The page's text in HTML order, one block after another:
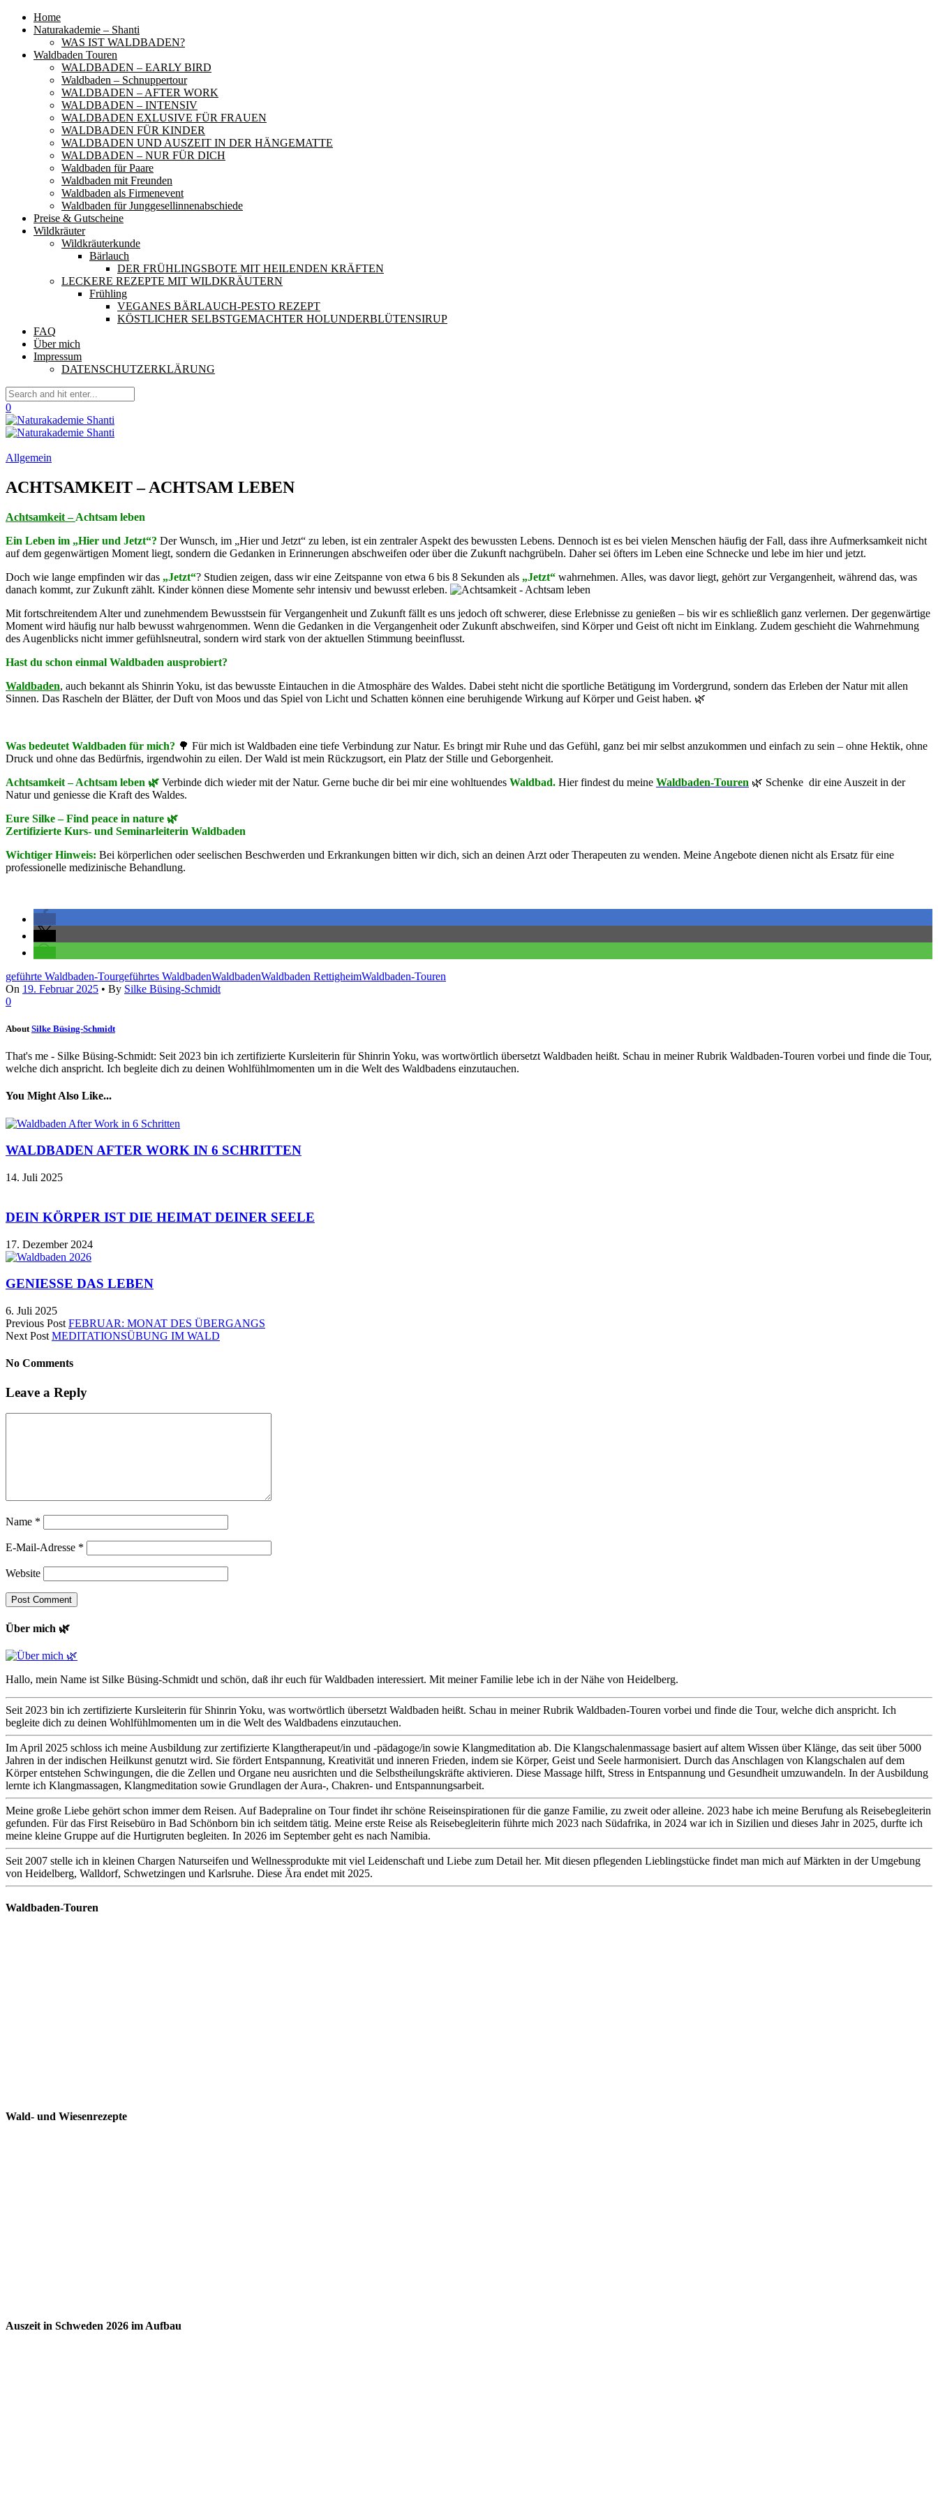
Home
Naturakademie – Shanti
WAS IST WALDBADEN?
Waldbaden Touren
WALDBADEN – EARLY BIRD
Waldbaden – Schnuppertour
WALDBADEN – AFTER WORK
WALDBADEN – INTENSIV
WALDBADEN EXLUSIVE FÜR FRAUEN
WALDBADEN FÜR KINDER
WALDBADEN UND AUSZEIT IN DER HÄNGEMATTE
WALDBADEN – NUR FÜR DICH
Waldbaden für Paare
Waldbaden mit Freunden
Waldbaden als Firmenevent
Waldbaden für Junggesellinnenabschiede
Preise & Gutscheine
Wildkräuter
Wildkräuterkunde
Bärlauch
DER FRÜHLINGSBOTE MIT HEILENDEN KRÄFTEN
LECKERE REZEPTE MIT WILDKRÄUTERN
Frühling
VEGANES BÄRLAUCH-PESTO REZEPT
KÖSTLICHER SELBSTGEMACHTER HOLUNDERBLÜTENSIRUP
FAQ
Über mich
Impressum
DATENSCHUTZERKLÄRUNG
0
Allgemein
ACHTSAMKEIT – ACHTSAM LEBEN
Achtsamkeit –Achtsam leben
Ein Leben im „Hier und Jetzt“? Der Wunsch, im „Hier und Jetzt“ zu leben, ist ein zentraler Aspekt des bewussten Lebens. Dennoch ist es bei vielen Menschen häufig der Fall, dass ihre Aufmerksamkeit nicht
auf dem gegenwärtigen Moment liegt, sondern die Gedanken in Erinnerungen abschweifen oder über die Zukunft nachgrübeln. Daher sei öfters im Leben eine Schnecke und lebe im hier und jetzt.
Doch wie lange empfinden wir das „Jetzt“? Studien zeigen, dass wir eine Zeitspanne von etwa 6 bis 8 Sekunden als „Jetzt“ wahrnehmen. Alles, was davor liegt, gehört zur Vergangenheit, während das, was
danach kommt, zur Zukunft zählt. Kinder können diese Momente sehr intensiv und bewusst erleben.
Mit fortschreitendem Alter und zunehmendem Bewusstsein für Vergangenheit und Zukunft fällt es uns jedoch oft schwerer, diese Erlebnisse zu genießen – bis wir es schließlich ganz verlernen. Der gegenwärtige
Moment wird häufig nur halb bewusst wahrgenommen. Wenn die Gedanken in die Vergangenheit oder Zukunft abschweifen, sind Körper und Geist oft nicht im Einklang. Zudem geschieht die Wahrnehmung
des Augenblicks nicht immer gefühlsneutral, sondern wird stark von der aktuellen Stimmung beeinflusst.
Hast du schon einmal Waldbaden ausprobiert?
Waldbaden, auch bekannt als Shinrin Yoku, ist das bewusste Eintauchen in die Atmosphäre des Waldes. Dabei steht nicht die sportliche Betätigung im Vordergrund, sondern das Erleben der Natur mit allen
Sinnen. Das Rascheln der Blätter, der Duft von Moos und das Spiel von Licht und Schatten können eine beruhigende Wirkung auf Körper und Geist haben. 🌿
Was bedeutet Waldbaden für mich? 🌳 Für mich ist Waldbaden eine tiefe Verbindung zur Natur. Es bringt mir Ruhe und das Gefühl, ganz bei mir selbst anzukommen und einfach zu sein – ohne Hektik, ohne
Druck und ohne das Bedürfnis, irgendwohin zu eilen. Der Wald ist mein Rückzugsort, ein Platz der Stille und Geborgenheit.
Achtsamkeit –Achtsam leben 🌿 Verbinde dich wieder mit der Natur. Gerne buche dir bei mir eine wohltuendes Waldbad. Hier findest du meine Waldbaden-Touren 🌿 Schenke dir eine Auszeit in der
Natur und geniesse die Kraft des Waldes.
Eure Silke – Find peace in nature 🌿
Zertifizierte Kurs- und Seminarleiterin Waldbaden
Wichtiger Hinweis: Bei körperlichen oder seelischen Beschwerden und Erkrankungen bitten wir dich, sich an deinen Arzt oder Therapeuten zu wenden. Meine Angebote dienen nicht als Ersatz für eine
professionelle medizinische Behandlung.
geführte Waldbaden-Tourgeführtes WaldbadenWaldbadenWaldbaden RettigheimWaldbaden-Touren
On 19. Februar 2025 • By Silke Büsing-Schmidt
0
About Silke Büsing-Schmidt
That's me - Silke Büsing-Schmidt: Seit 2023 bin ich zertifizierte Kursleiterin für Shinrin Yoku, was wortwörtlich übersetzt Waldbaden heißt. Schau in meiner Rubrik Waldbaden-Touren vorbei und finde die Tour,
welche dich anspricht. Ich begleite dich zu deinen Wohlfühlmomenten um in die Welt des Waldbadens einzutauchen.
You Might Also Like...
WALDBADEN AFTER WORK IN 6 SCHRITTEN
14. Juli 2025
DEIN KÖRPER IST DIE HEIMAT DEINER SEELE
17. Dezember 2024
GENIESSE DAS LEBEN
6. Juli 2025
Previous Post FEBRUAR: MONAT DES ÜBERGANGS
Next Post MEDITATIONSÜBUNG IM WALD
No Comments
Leave a Reply
Name *
E-Mail-Adresse *
Website
Über mich 🌿
Hallo, mein Name ist Silke Büsing-Schmidt und schön, daß ihr euch für Waldbaden interessiert. Mit meiner Familie lebe ich in der Nähe von Heidelberg.
Seit 2023 bin ich zertifizierte Kursleiterin für Shinrin Yoku, was wortwörtlich übersetzt Waldbaden heißt. Schau in meiner Rubrik Waldbaden-Touren vorbei und finde die Tour, welche dich anspricht. Ich
begleite dich zu deinen Wohlfühlmomenten um in die Welt des Waldbadens einzutauchen.
Im April 2025 schloss ich meine Ausbildung zur zertifizierte Klangtherapeut/in und -pädagoge/in sowie Klangmeditation ab. Die Klangschalenmassage basiert auf altem Wissen über Klänge, das seit über 5000
Jahren in der indischen Heilkunst genutzt wird. Sie fördert Entspannung, Kreativität und inneren Frieden, indem sie Körper, Geist und Seele harmonisiert. Durch das Anschlagen von Klangschalen auf dem
Körper entstehen Schwingungen, die die Zellen und Organe neu ausrichten und die Selbstheilungskräfte aktivieren. Diese Massage hilft, Stress in Entspannung und Gesundheit umzuwandeln. In der Ausbildung
lernte ich Klangmassagen, Klangmeditation sowie Grundlagen der Aura-, Chakren- und Entspannungsarbeit.
Meine große Liebe gehört schon immer dem Reisen. Auf Badepraline on Tour findet ihr schöne Reiseinspirationen für die ganze Familie, zu zweit oder alleine. 2023 habe ich meine Berufung als Reisebegleiterin
gefunden. Für das First Reisebüro in Bad Schönborn bin ich seitdem tätig. Meine erste Reise als Reisebegleiterin führte mich 2023 nach Südafrika, in 2024 war ich in Sizilien und dieses Jahr in 2025, durfte ich
meine kleine Gruppe auf die Hurtigruten begleiten. In 2026 im September geht es nach Namibia.
Seit 2007 stelle ich in kleinen Chargen Naturseifen und Wellnessprodukte mit viel Leidenschaft und Liebe zum Detail her. Mit diesen pflegenden Lieblingstücke findet man mich auf Märkten in der Umgebung
von Heidelberg, Walldorf, Schwetzingen und Karlsruhe. Diese Ära endet mit 2025.
Waldbaden-Touren
Wald- und Wiesenrezepte
Auszeit in Schweden 2026 im Aufbau